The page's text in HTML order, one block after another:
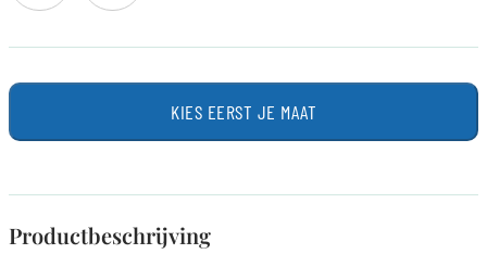
KIES EERST JE MAAT
Productbeschrijving